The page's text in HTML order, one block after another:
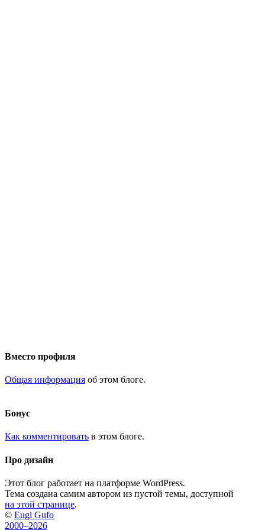
Вместо профиля
Общая информация об этом блоге.
Бонус
Как комментировать в этом блоге.
Про дизайн
Этот блог работает на платформе WordPress.
Тема создана самим автором из пустой темы, доступной
на этой странице.
© Eugi Gufo
2000–2026